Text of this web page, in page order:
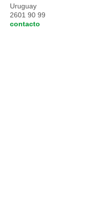
Uruguay
2601 90 99
contacto